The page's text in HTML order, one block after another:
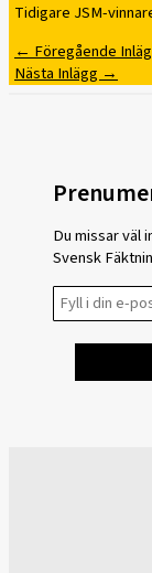
Tidigare JSM-
← Föregående
Nästa Inlägg →
Du missar väl
Svensk